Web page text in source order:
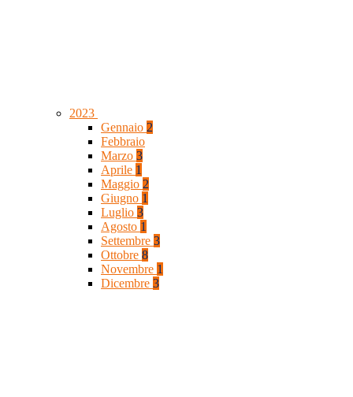
2023
Gennaio 2
Febbraio
Marzo 3
Aprile 1
Maggio 2
Giugno 1
Luglio 3
Agosto 1
Settembre 3
Ottobre 8
Novembre 1
Dicembre 3